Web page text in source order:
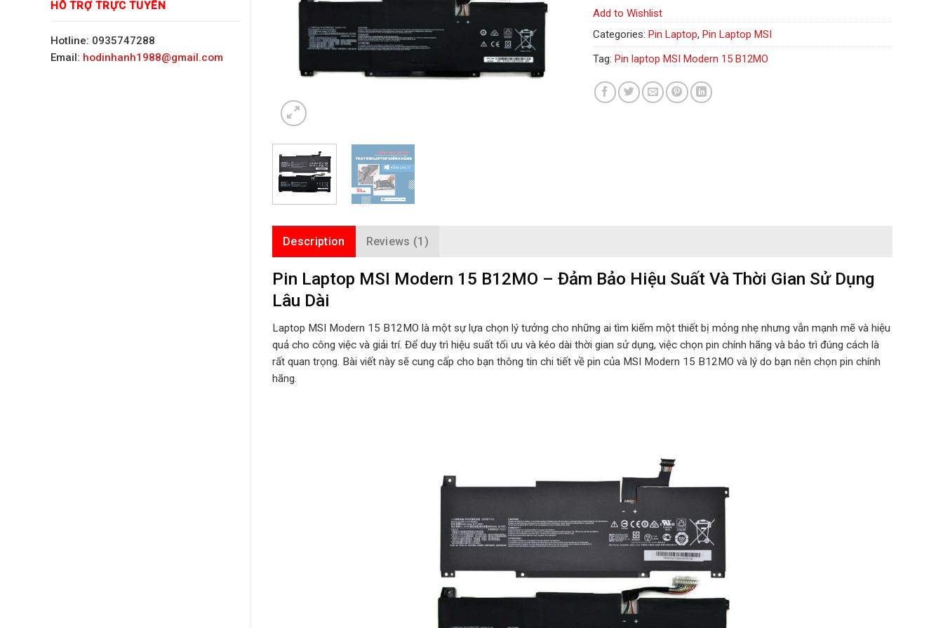
HỖ TRỢ TRỰC TUYẾN
Hotline: 0935747288
Email: hodinhanh1988@gmail.com
Add to Wishlist
Categories: Pin Laptop, Pin Laptop MSI
Tag: Pin laptop MSI Modern 15 B12MO
Description Reviews (1)
Pin Laptop MSI Modern 15 B12MO – Đảm Bảo Hiệu Suất Và Thời Gian Sử Dụng
Lâu Dài
Laptop MSI Modern 15 B12MO là một sự lựa chọn lý tưởng cho những ai tìm kiếm một thiết bị mỏng nhẹ nhưng vẫn mạnh mẽ và hiệu
quả cho công việc và giải trí. Để duy trì hiệu suất tối ưu và kéo dài thời gian sử dụng, việc chọn pin chính hãng và bảo trì đúng cách là
rất quan trọng. Bài viết này sẽ cung cấp cho bạn thông tin chi tiết về pin của MSI Modern 15 B12MO và lý do bạn nên chọn pin chính
hãng.